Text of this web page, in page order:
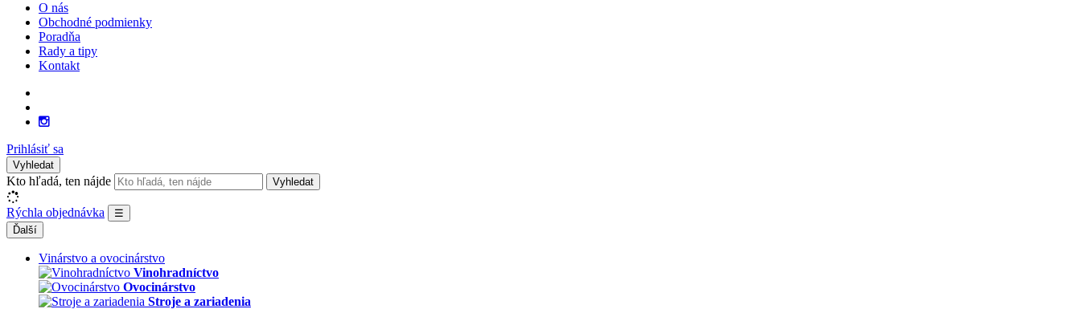
O nás
Obchodné podmienky
Poradňa
Rady a tipy
Kontakt
Prihlásiť sa
Vyhledat
Kto hľadá, ten nájde Vyhledat
Rýchla objednávka
☰
Ďalší
Vinárstvo a ovocinárstvo
Vinohradníctvo
Ovocinárstvo
Stroje a zariadenia